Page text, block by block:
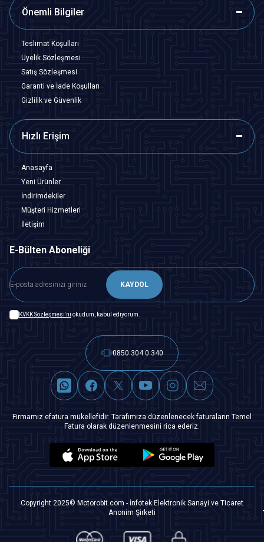
Önemli Bilgiler
Teslimat Koşulları
Üyelik Sözleşmesi
Satış Sözleşmesi
Garanti ve İade Koşulları
Gizlilik ve Güvenlik
Hızlı Erişim
Anasayfa
Yeni Ürünler
İndirimdekiler
Müşteri Hizmetleri
İletişim
E-Bülten Aboneliği
KAYDOL
KVKK Sözleşmesi'ni okudum, kabul ediyorum.
0850 304 0 340
Firmamız efatura mükellefidir. Tarafımıza düzenlenecek faturaların Temel
Fatura olarak düzenlenmesini rica ederiz.
Copyright 2025© Motorobit.com - İnfotek Elektronik Sanayi ve Ticaret
Anonim Şirketi